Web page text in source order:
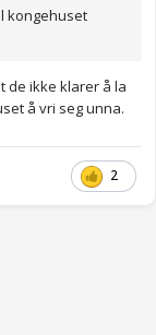
kongehuset
de ikke klarer å la
å vri seg unna.
2